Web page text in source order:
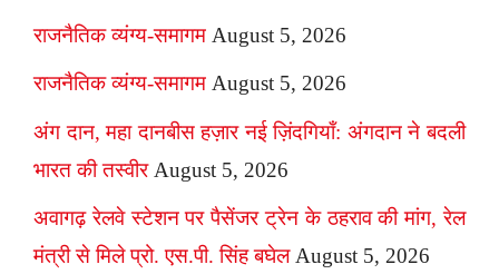
राजनैतिक व्यंग्य-समागम August 5, 2026
राजनैतिक व्यंग्य-समागम August 5, 2026
अंग दान, महा दानबीस हज़ार नई ज़िंदगियाँ: अंगदान ने बदली
भारत की तस्वीर August 5, 2026
अवागढ़ रेलवे स्टेशन पर पैसेंजर ट्रेन के ठहराव की मांग, रेल
मंत्री से मिले प्रो. एस.पी. सिंह बघेल August 5, 2026